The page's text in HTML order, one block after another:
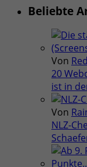
Beliebte
Von
20
ist in
Von
NLZ-